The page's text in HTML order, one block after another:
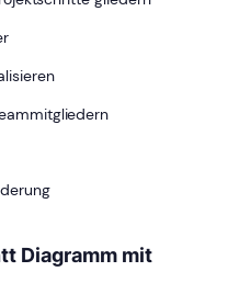
Diagramm mit